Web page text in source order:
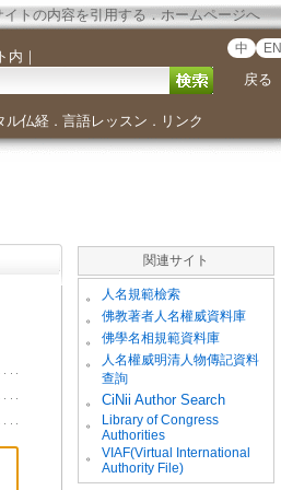
イトの内容を引用する．ホームページへ
内 ｜ 中 EN
戻る
ル仏経． 言語レッスン ． リンク
関連サイト
。 人名規範檢索
。 佛教著者人名權威資料庫
。 佛學名相規範資料庫
。
人名權威明清人物傳記資料
查詢
。
CiNii Author Search
。
Library of Congress
Authorities
。
VIAF(Virtual International
Authority File)